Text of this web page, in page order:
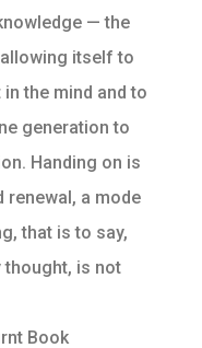
— the
itself to
the mind and to
generation to
Handing on is
renewal, a mode
that is to say,
thought, is not
Book